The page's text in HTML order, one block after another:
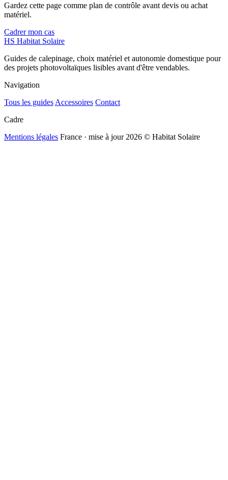
Gardez cette page comme plan de contrôle avant devis ou achat
matériel.
Cadrer mon cas
HS Habitat Solaire
Guides de calepinage, choix matériel et autonomie domestique pour
des projets photovoltaïques lisibles avant d'être vendables.
Navigation
Tous les guides Accessoires Contact
Cadre
Mentions légales France · mise à jour 2026 © Habitat Solaire